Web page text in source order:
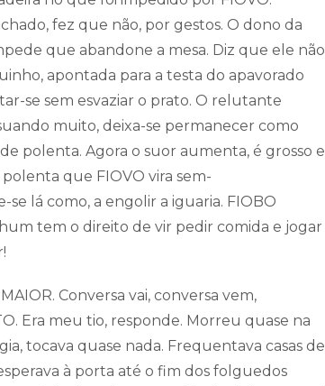
fez que não, por gestos. O dono da
que abandone a mesa. Diz que ele não
apontada para a testa do apavorado
se sem esvaziar o prato. O relutante
muito, deixa-se permanecer como
polenta. Agora o suor aumenta, é grosso e
que FIOVO vira sem-
lá como, a engolir a iguaria. FIOBO
tem o direito de vir pedir comida e jogar
Conversa vai, conversa vem,
Era meu tio, responde. Morreu quase na
tocava quase nada. Frequentava casas de
à porta até o fim dos folguedos